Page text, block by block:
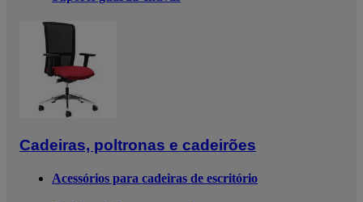
Cadeiras, poltronas e cadeirões
Acessórios para cadeiras de escritório